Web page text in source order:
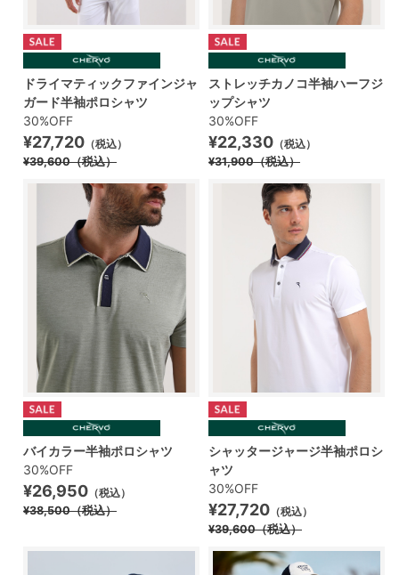
ドライマティックファインジャ
ガード半袖ポロシャツ
30%OFF
¥27,720 （税込）
¥39,600（税込）
ストレッチカノコ半袖ハーフジ
ップシャツ
30%OFF
¥22,330 （税込）
¥31,900（税込）
バイカラー半袖ポロシャツ
30%OFF
¥26,950 （税込）
¥38,500（税込）
シャッタージャージ半袖ポロシ
ャツ
30%OFF
¥27,720 （税込）
¥39,600（税込）